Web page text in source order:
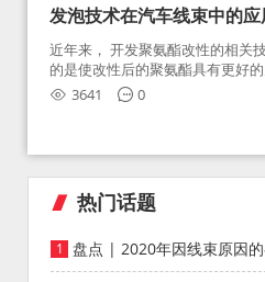
发泡技术在汽车线束中的应
望
近年来， 开发聚氨酯改性的相关
的是使改性后的聚氨酯具有更好
等性能， 使发泡技术在汽车零部
3641 0
热门话题
盘点 | 2020年因线束原因